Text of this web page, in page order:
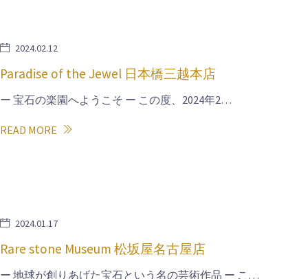
2024.02.12
Paradise of the Jewel 日本橋三越本店
ー 宝石の楽園へようこそ ー この度、2024年2…
READ MORE
2024.01.17
Rare stone Museum 松坂屋名古屋店
ー 地球が創りあげた宝石という名の芸術作品 ー こ…